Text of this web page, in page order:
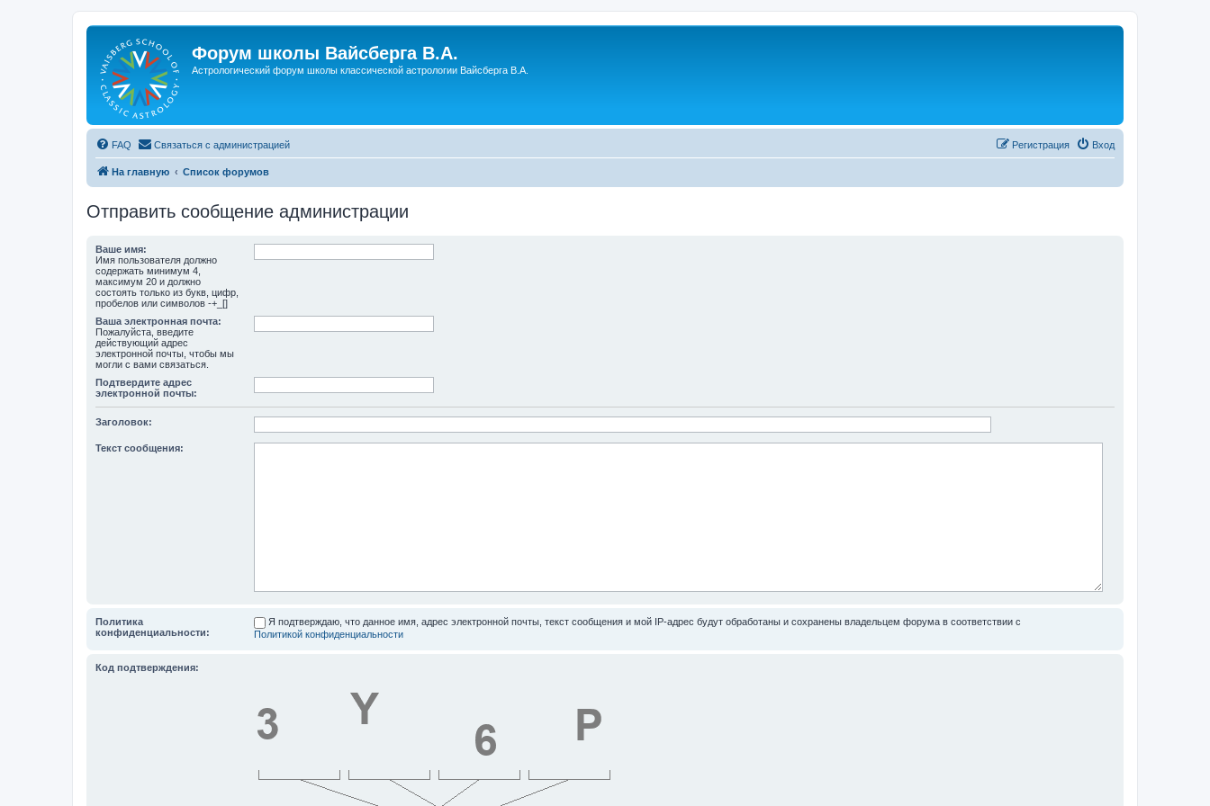
Форум школы Вайсберга В.А.
Астрологический форум школы классической астрологии Вайсберга В.А.
FAQ Связаться с администрацией Вход
Регистрация
На главную Список форумов
Отправить сообщение администрации
Ваше имя:
Имя пользователя должно
содержать минимум 4,
максимум 20 и должно
состоять только из букв, цифр,
пробелов или символов -+_[]
Ваша электронная почта:
Пожалуйста, введите
действующий адрес
электронной почты, чтобы мы
могли с вами связаться.
Подтвердите адрес
электронной почты:
Заголовок:
Текст сообщения:
Политика
конфиденциальности:
Я подтверждаю, что данное имя, адрес электронной почты, текст сообщения и мой IP-адрес будут обработаны и сохранены владельцем форума в соответствии с
Политикой конфиденциальности
Код подтверждения: